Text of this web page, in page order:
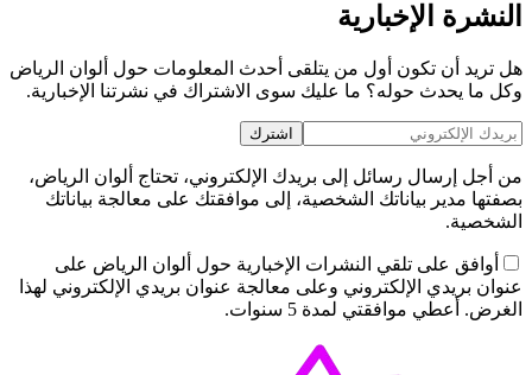
النشرة الإخبارية
هل تريد أن تكون أول من يتلقى أحدث المعلومات حول ألوان الرياض
وكل ما يحدث حوله؟ ما عليك سوى الاشتراك في نشرتنا الإخبارية.
اشترك
من أجل إرسال رسائل إلى بريدك الإلكتروني، تحتاج ألوان الرياض،
بصفتها مدير بياناتك الشخصية، إلى موافقتك على معالجة بياناتك
الشخصية.
أوافق على تلقي النشرات الإخبارية حول ألوان الرياض على
عنوان بريدي الإلكتروني وعلى معالجة عنوان بريدي الإلكتروني لهذا
الغرض. أعطي موافقتي لمدة 5 سنوات.